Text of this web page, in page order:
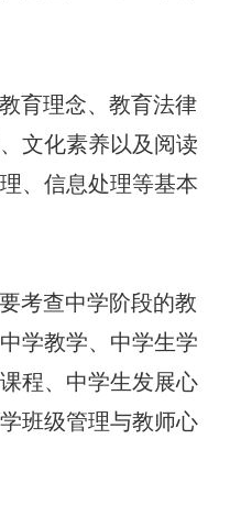
育理念、教育法律
文化素养以及阅读
、信息处理等基本
考查中学阶段的教
学教学、中学生学
程、中学生发展心
班级管理与教师心